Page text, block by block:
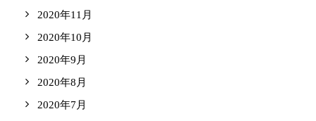
2020年11月
2020年10月
2020年9月
2020年8月
2020年7月